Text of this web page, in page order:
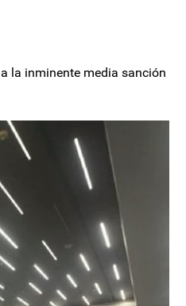
la inminente media sanción